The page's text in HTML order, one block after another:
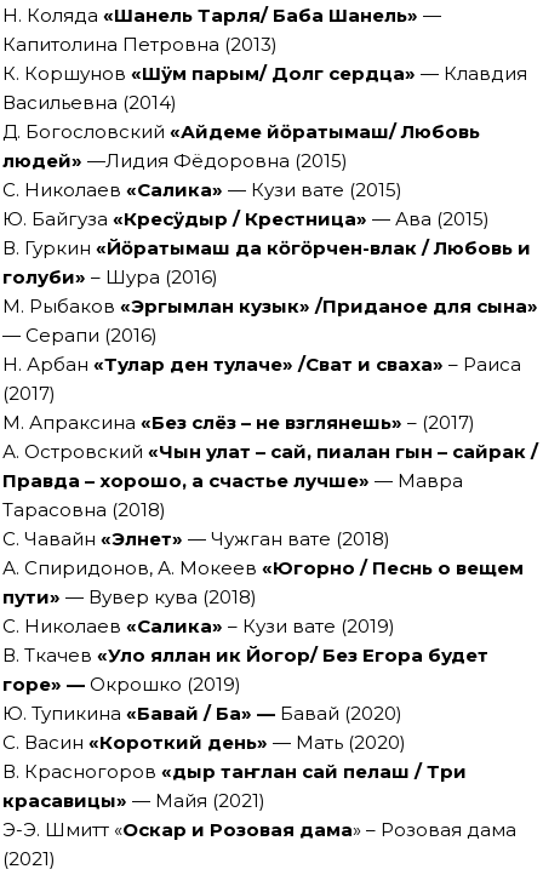
Н. Коляда «Шанель Тарля/ Баба Шанель» —
Капитолина Петровна (2013)
К. Коршунов «Шӱм парым/ Долг сердца» — Клавдия
Васильевна (2014)
Д. Богословский «Айдеме йӧратымаш/ Любовь
людей» —Лидия Фёдоровна (2015)
С. Николаев «Салика» — Кузи вате (2015)
Ю. Байгуза «Кресӱдыр / Крестница» — Ава (2015)
В. Гуркин «Йӧратымаш да кӧгӧрчен-влак / Любовь и
голуби» – Шура (2016)
М. Рыбаков «Эргымлан кузык» /Приданое для сына»
— Серапи (2016)
Н. Арбан «Тулар ден тулаче» /Сват и сваха» – Раиса
(2017)
М. Апраксина «Без слёз – не взглянешь» – (2017)
А. Островский «Чын улат – сай, пиалан гын – сайрак /
Правда – хорошо, а счастье лучше» — Мавра
Тарасовна (2018)
С. Чавайн «Элнет» — Чужган вате (2018)
А. Спиридонов, А. Мокеев «Югорно / Песнь о вещем
пути» — Вувер кува (2018)
С. Николаев «Салика» – Кузи вате (2019)
В. Ткачев «Уло яллан ик Йогор/ Без Егора будет
горе» — Окрошко (2019)
Ю. Тупикина «Бавай / Ба» — Бавай (2020)
С. Васин «Короткий день» — Мать (2020)
В. Красногоров «Ӱдыр таҥлан сай пелаш / Три
красавицы» — Майя (2021)
Э-Э. Шмитт «Оскар и Розовая дама» – Розовая дама
(2021)